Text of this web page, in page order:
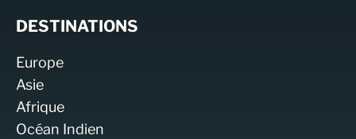
DESTINATIONS
Europe
Asie
Afrique
Océan Indien